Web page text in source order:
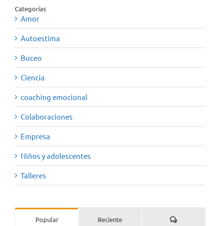
Categorías
Amor
Autoestima
Buceo
Ciencia
coaching emocional
Colaboraciones
Empresa
Niños y adolescentes
Talleres
Popular Reciente Comentarios